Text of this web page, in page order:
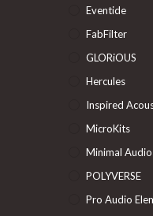
Eventide
FabFilter
GLORiOUS
Hercules
Inspired
MicroKits
Minimal Audio
POLYVERSE
Pro Audio